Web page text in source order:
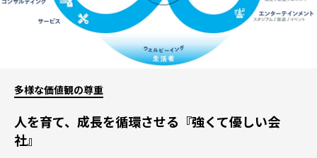
多様な価値観の尊重
人を育て、成長を循環させる『強くて優しい会
社』